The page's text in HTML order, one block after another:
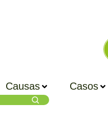
Causas Casos